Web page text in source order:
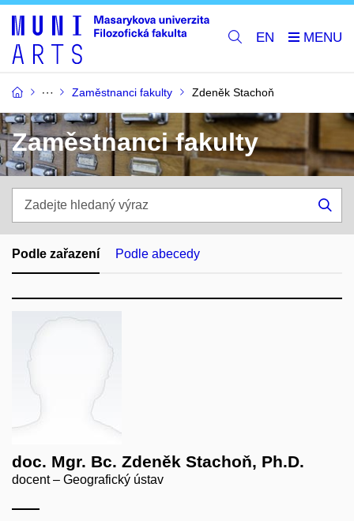
EN
Zaměstnanci fakulty Zdeněk Stachoň
Zaměstnanci fakulty
hledaný
výraz
Podle zařazení Podle abecedy
doc. Mgr. Bc. Zdeněk Stachoň, Ph.D.
docent – Geografický ústav